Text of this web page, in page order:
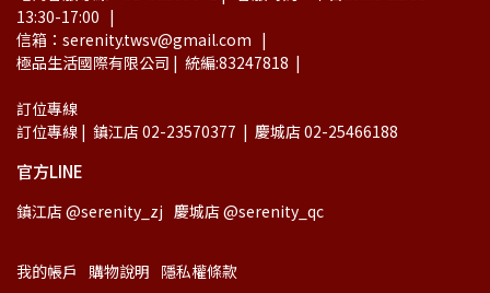
13:30-17:00   |
信箱：serenity.twsv@gmail.com   |
極品生活國際有限公司 |  統編:83247818  |
訂位專線
訂位專線 |  鎮江店 02-23570377  |  慶城店 02-25466188
官方LINE
鎮江店 @serenity_zj 慶城店 @serenity_qc
我的帳戶 購物說明 隱私權條款